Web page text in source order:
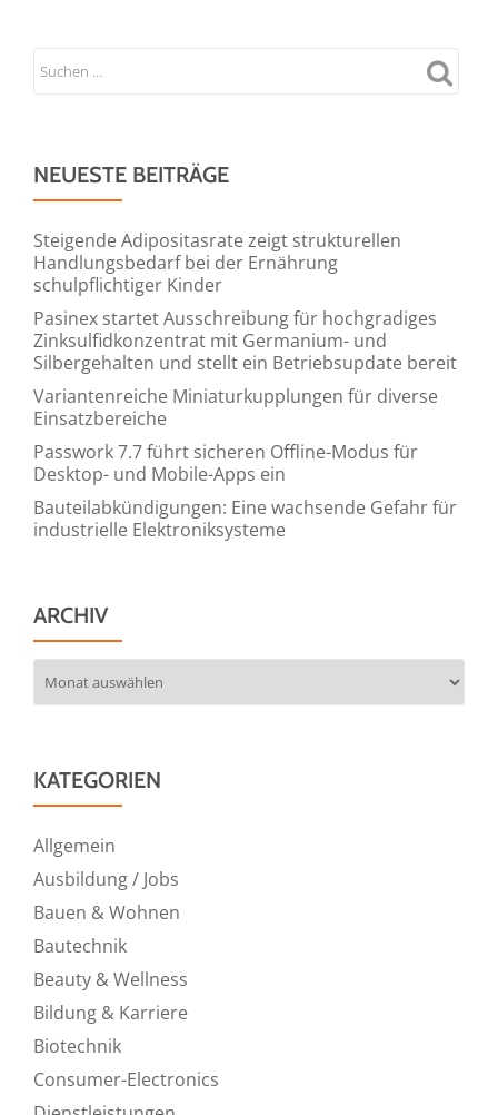
NEUESTE BEITRÄGE
Steigende Adipositasrate zeigt strukturellen
Handlungsbedarf bei der Ernährung
schulpflichtiger Kinder
Pasinex startet Ausschreibung für hochgradiges
Zinksulfidkonzentrat mit Germanium- und
Silbergehalten und stellt ein Betriebsupdate bereit
Variantenreiche Miniaturkupplungen für diverse
Einsatzbereiche
Passwork 7.7 führt sicheren Offline-Modus für
Desktop- und Mobile-Apps ein
Bauteilabkündigungen: Eine wachsende Gefahr für
industrielle Elektroniksysteme
ARCHIV
KATEGORIEN
Allgemein
Ausbildung / Jobs
Bauen & Wohnen
Bautechnik
Beauty & Wellness
Bildung & Karriere
Biotechnik
Consumer-Electronics